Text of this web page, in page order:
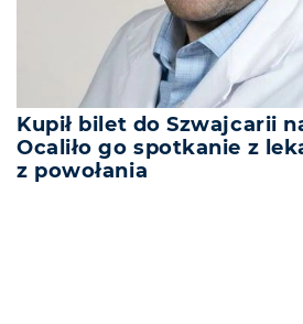
Kupił bilet do Szwajcarii
Ocaliło go spotkanie z
z powołania